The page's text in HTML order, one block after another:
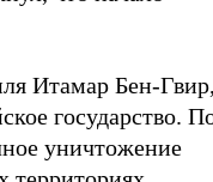
Итамар Бен-Гвир,
государство.
уничтожение